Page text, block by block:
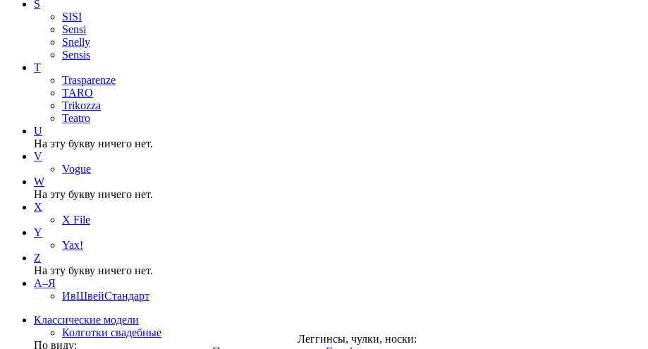
S
SISI
Sensi
Snelly
Sensis
T
Trasparenze
TARO
Trikozza
Teatro
U
На эту букву ничего нет.
V
Vogue
W
На эту букву ничего нет.
X
X File
Y
Yax!
Z
На эту букву ничего нет.
А–Я
ИвШвейСтандарт
Классические модели
Колготки свадебные
По виду:
Леггинсы, чулки, носки: